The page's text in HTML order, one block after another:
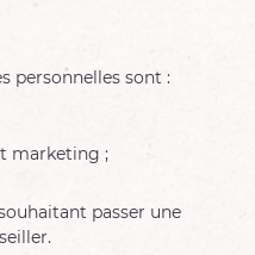
personnelles sont :
marketing ;
passer une